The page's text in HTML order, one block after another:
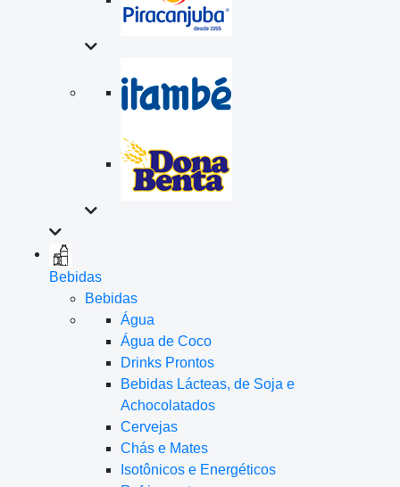
Bebidas
Bebidas
Água
Água de Coco
Drinks Prontos
Bebidas Lácteas, de Soja e
Achocolatados
Cervejas
Chás e Mates
Isotônicos e Energéticos